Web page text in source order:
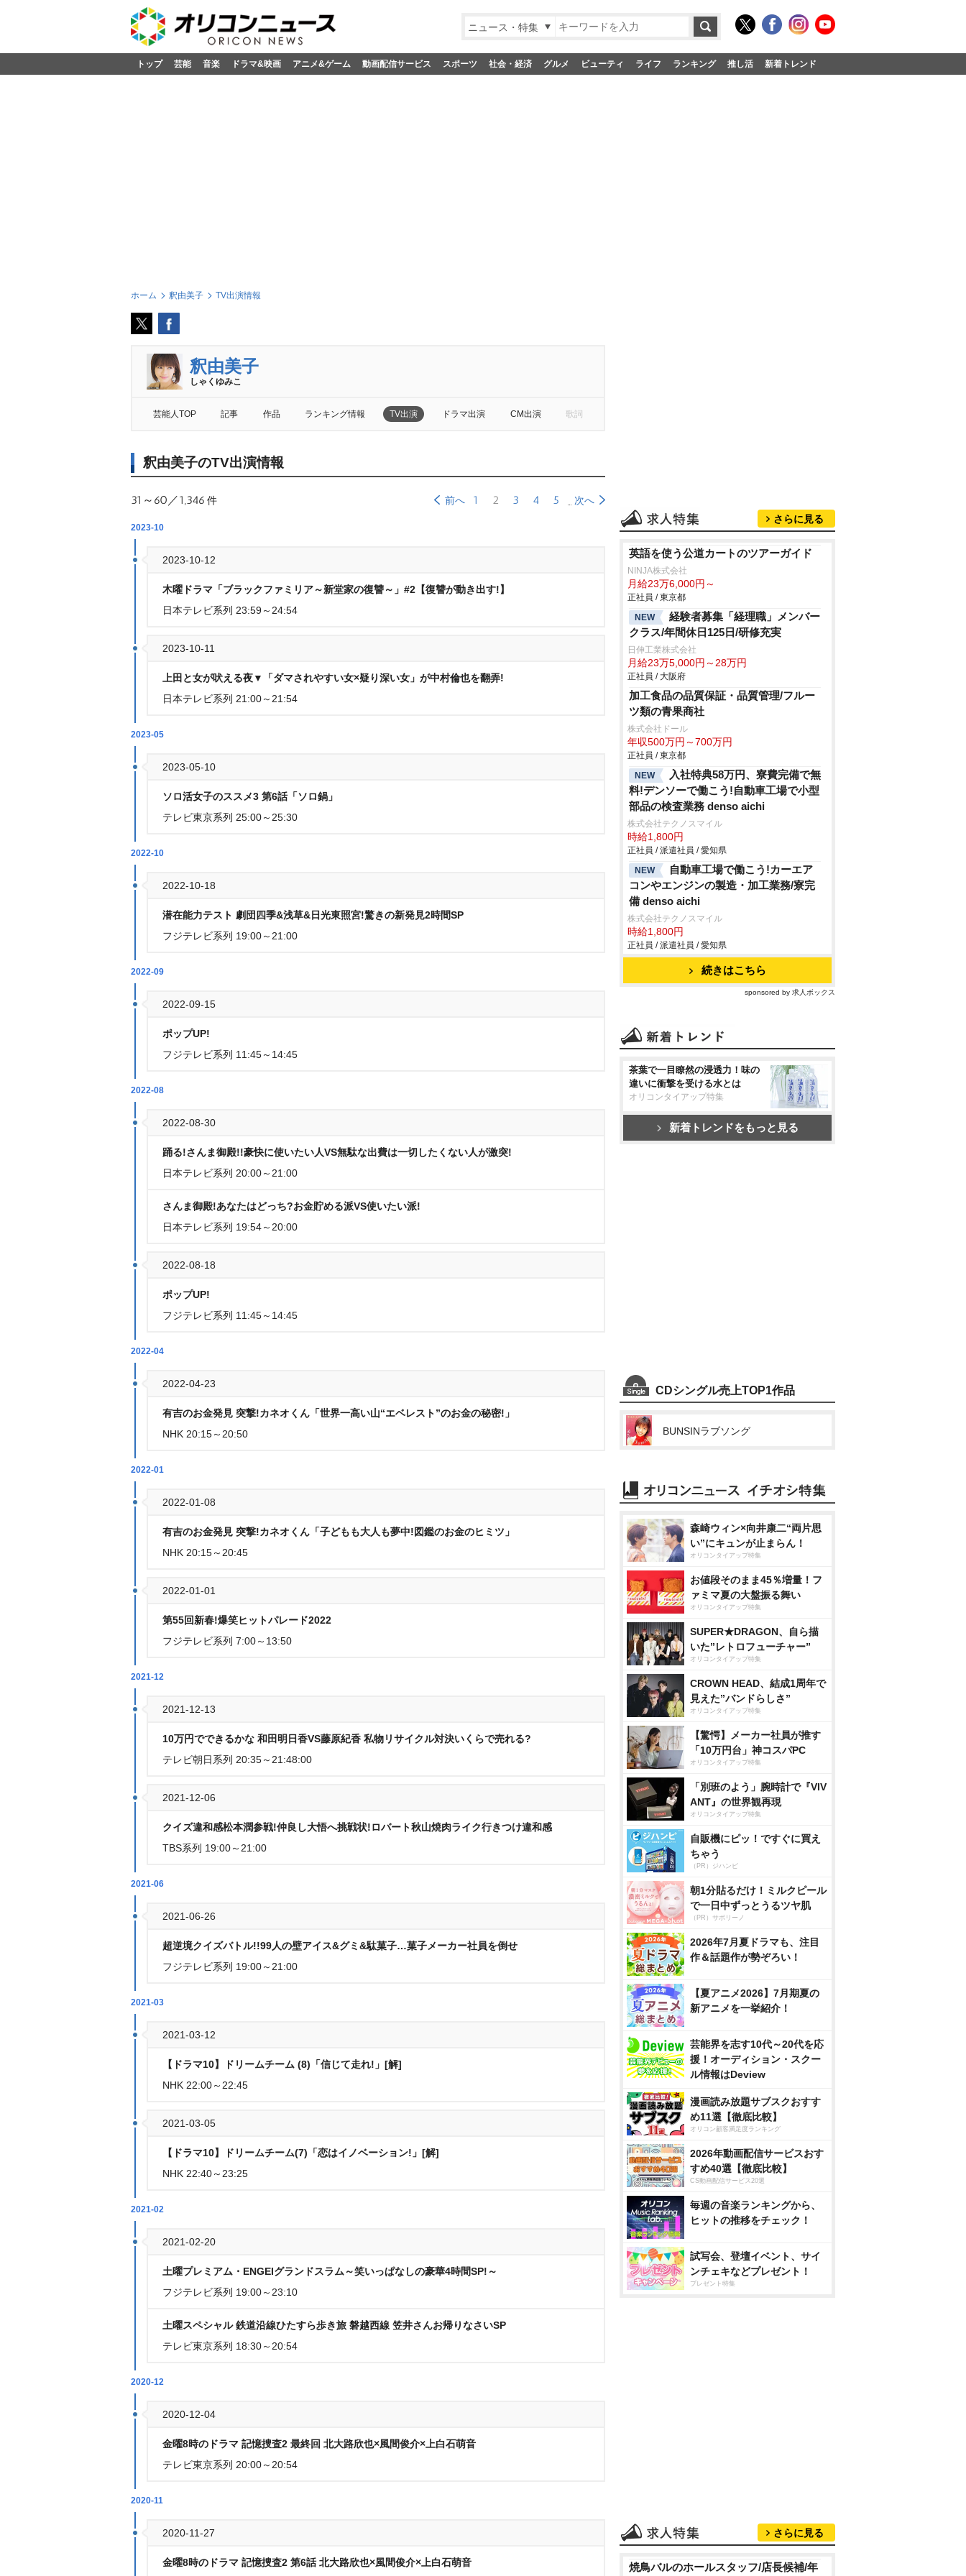
ニュース・特集
トップ 芸能 音楽 ドラマ&映画 アニメ&ゲーム 動画配信サービス スポーツ 社会・経済 グルメ ビューティ ライフ ランキング 推し活 新着トレンド
ホーム 釈由美子 TV出演情報
釈由美子
しゃくゆみこ
芸能人TOP 記事 作品 ランキング情報 TV出演 ドラマ出演 CM出演 歌詞
釈由美子のTV出演情報
31～60／1,346 件 前へ 1 2 3 4 5 次へ
2023-10
2023-10-12
木曜ドラマ「ブラックファミリア～新堂家の復讐～」#2【復讐が動き出す!】
日本テレビ系列 23:59～24:54
2023-10-11
上田と女が吠える夜▼「ダマされやすい女×疑り深い女」が中村倫也を翻弄!
日本テレビ系列 21:00～21:54
2023-05
2023-05-10
ソロ活女子のススメ3 第6話「ソロ鍋」
テレビ東京系列 25:00～25:30
2022-10
2022-10-18
潜在能力テスト 劇団四季&浅草&日光東照宮!驚きの新発見2時間SP
フジテレビ系列 19:00～21:00
2022-09
2022-09-15
ポップUP!
フジテレビ系列 11:45～14:45
2022-08
2022-08-30
踊る!さんま御殿!!豪快に使いたい人VS無駄な出費は一切したくない人が激突!
日本テレビ系列 20:00～21:00
さんま御殿!あなたはどっち?お金貯める派VS使いたい派!
日本テレビ系列 19:54～20:00
2022-08-18
ポップUP!
フジテレビ系列 11:45～14:45
2022-04
2022-04-23
有吉のお金発見 突撃!カネオくん「世界一高い山“エベレスト”のお金の秘密!」
NHK 20:15～20:50
2022-01
2022-01-08
有吉のお金発見 突撃!カネオくん「子どもも大人も夢中!図鑑のお金のヒミツ」
NHK 20:15～20:45
2022-01-01
第55回新春!爆笑ヒットパレード2022
フジテレビ系列 7:00～13:50
2021-12
2021-12-13
10万円でできるかな 和田明日香VS藤原紀香 私物リサイクル対決いくらで売れる?
テレビ朝日系列 20:35～21:48:00
2021-12-06
クイズ違和感松本潤参戦!仲良し大悟へ挑戦状!ロバート秋山焼肉ライク行きつけ違和感
TBS系列 19:00～21:00
2021-06
2021-06-26
超逆境クイズバトル!!99人の壁アイス&グミ&駄菓子…菓子メーカー社員を倒せ
フジテレビ系列 19:00～21:00
2021-03
2021-03-12
【ドラマ10】ドリームチーム (8)「信じて走れ!」[解]
NHK 22:00～22:45
2021-03-05
【ドラマ10】ドリームチーム(7)「恋はイノベーション!」[解]
NHK 22:40～23:25
2021-02
2021-02-20
土曜プレミアム・ENGEIグランドスラム～笑いっぱなしの豪華4時間SP!～
フジテレビ系列 19:00～23:10
土曜スペシャル 鉄道沿線ひたすら歩き旅 磐越西線 笠井さんお帰りなさいSP
テレビ東京系列 18:30～20:54
2020-12
2020-12-04
金曜8時のドラマ 記憶捜査2 最終回 北大路欣也×風間俊介×上白石萌音
テレビ東京系列 20:00～20:54
2020-11
2020-11-27
金曜8時のドラマ 記憶捜査2 第6話 北大路欣也×風間俊介×上白石萌音
さらに見る
英語を使う公道カートのツアーガイド
NINJA株式会社
月給23万6,000円～
正社員 / 東京都
NEW
経験者募集「経理職」メンバー
クラス/年間休日125日/研修充実
日伸工業株式会社
月給23万5,000円～28万円
正社員 / 大阪府
加工食品の品質保証・品質管理/フルー
ツ類の青果商社
株式会社ドール
年収500万円～700万円
正社員 / 東京都
NEW
入社特典58万円、寮費完備で無
料!デンソーで働こう!自動車工場で小型
部品の検査業務 denso aichi
株式会社テクノスマイル
時給1,800円
正社員 / 派遣社員 / 愛知県
NEW
自動車工場で働こう!カーエア
コンやエンジンの製造・加工業務/寮完
備 denso aichi
株式会社テクノスマイル
時給1,800円
正社員 / 派遣社員 / 愛知県
続きはこちら
sponsored by 求人ボックス
茶葉で一目瞭然の浸透力！味の
違いに衝撃を受ける水とは
オリコンタイアップ特集
新着トレンドをもっと見る
CDシングル売上TOP1作品
BUNSINラブソング
森崎ウィン×向井康二“両片思
い”にキュンが止まらん！
オリコンタイアップ特集
お値段そのまま45％増量！フ
ァミマ夏の大盤振る舞い
オリコンタイアップ特集
SUPER★DRAGON、自ら描
いた”レトロフューチャー”
オリコンタイアップ特集
CROWN HEAD、結成1周年で
見えた”バンドらしさ”
オリコンタイアップ特集
【驚愕】メーカー社員が推す
「10万円台」神コスパPC
オリコンタイアップ特集
「別班のよう」腕時計で『VIV
ANT』の世界観再現
オリコンタイアップ特集
自販機にピッ！ですぐに買え
ちゃう
（PR）ジハンピ
朝1分貼るだけ！ミルクピール
で一日中ずっとうるツヤ肌
（PR）サボリーノ
2026年7月夏ドラマも、注目
作＆話題作が勢ぞろい！
【夏アニメ2026】7月期夏の
新アニメを一挙紹介！
芸能界を志す10代～20代を応
援！オーディション・スクー
ル情報はDeview
漫画読み放題サブスクおすす
め11選【徹底比較】
オリコン顧客満足度ランキング
2026年動画配信サービスおす
すめ40選【徹底比較】
CS動画配信サービス20選
毎週の音楽ランキングから、
ヒットの推移をチェック！
試写会、登壇イベント、サイ
ンチェキなどプレゼント！
プレゼント特集
さらに見る
焼鳥バルのホールスタッフ/店長候補/年